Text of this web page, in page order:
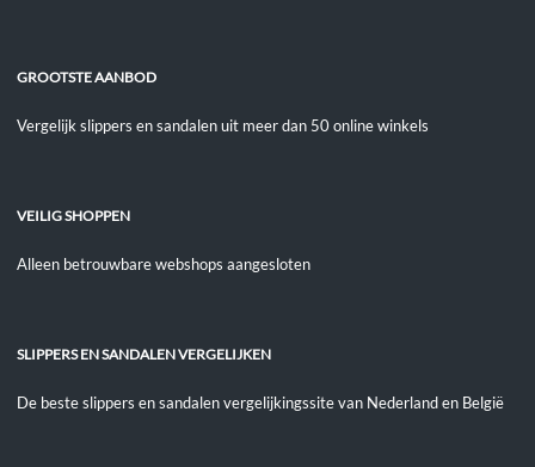
GROOTSTE AANBOD
Vergelijk slippers en sandalen uit meer dan 50 online winkels
VEILIG SHOPPEN
Alleen betrouwbare webshops aangesloten
SLIPPERS EN SANDALEN VERGELIJKEN
De beste slippers en sandalen vergelijkingssite van Nederland en België